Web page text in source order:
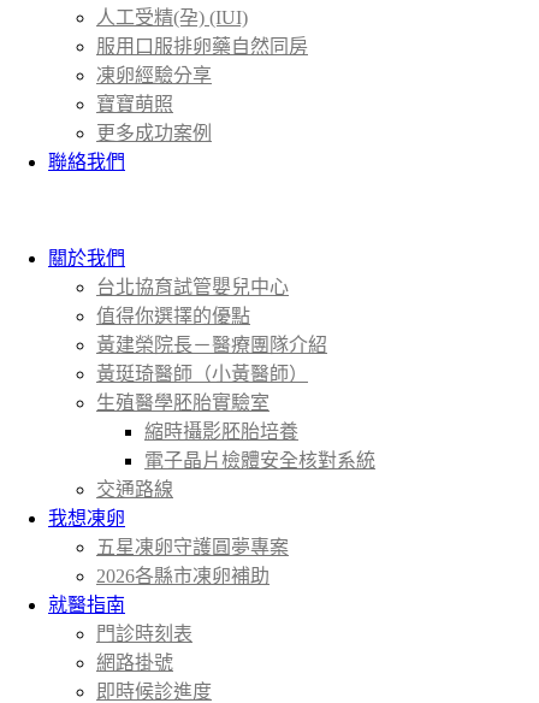
人工受精(孕) (IUI)
服用口服排卵藥自然同房
凍卵經驗分享
寶寶萌照
更多成功案例
聯絡我們
關於我們
台北協育試管嬰兒中心
值得你選擇的優點
黃建榮院長－醫療團隊介紹
黃珽琦醫師（小黃醫師）
生殖醫學胚胎實驗室
縮時攝影胚胎培養
電子晶片檢體安全核對系統
交通路線
我想凍卵
五星凍卵守護圓夢專案
2026各縣市凍卵補助
就醫指南
門診時刻表
網路掛號
即時候診進度